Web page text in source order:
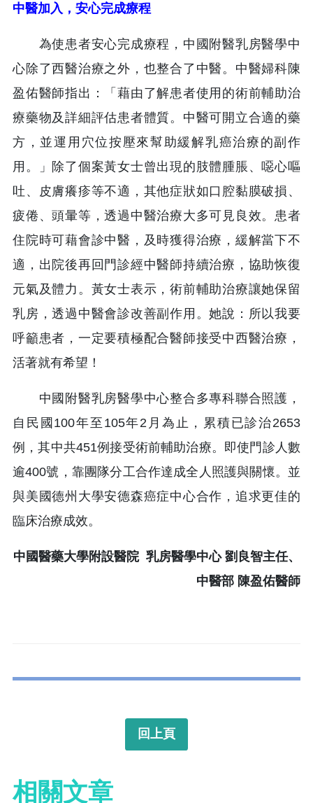
中醫加入，安心完成療程
為使患者安心完成療程，中國附醫乳房醫學中
心除了西醫治療之外，也整合了中醫。中醫婦科陳
盈佑醫師指出：「藉由了解患者使用的術前輔助治
療藥物及詳細評估患者體質。中醫可開立合適的藥
方，並運用穴位按壓來幫助緩解乳癌治療的副作
用。」除了個案黃女士曾出現的肢體腫脹、噁心嘔
吐、皮膚癢疹等不適，其他症狀如口腔黏膜破損、
疲倦、頭暈等，透過中醫治療大多可見良效。患者
住院時可藉會診中醫，及時獲得治療，緩解當下不
適，出院後再回門診經中醫師持續治療，協助恢復
元氣及體力。黃女士表示，術前輔助治療讓她保留
乳房，透過中醫會診改善副作用。她說：所以我要
呼籲患者，一定要積極配合醫師接受中西醫治療，
活著就有希望！
中國附醫乳房醫學中心整合多專科聯合照護，
自民國100年至105年2月為止，累積已診治2653
例，其中共451例接受術前輔助治療。即使門診人數
逾400號，靠團隊分工合作達成全人照護與關懷。並
與美國德州大學安德森癌症中心合作，追求更佳的
臨床治療成效。
中國醫藥大學附設醫院 乳房醫學中心 劉良智主任、
中醫部 陳盈佑醫師
回上頁
相關文章